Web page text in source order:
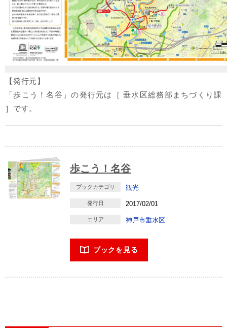
【発行元】
「歩こう！名谷」の発行元は［ 垂水区総務部まちづくり課
］です。
歩こう！名谷
ブックカテゴリ 観光
発行日 2017/02/01
エリア 神戸市垂水区
ブックを見る